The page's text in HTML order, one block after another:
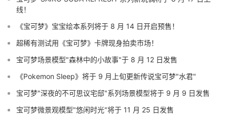
线！
《宝可梦》宝宝绘本系列将于 8 月 14 日开启预售！
超稀有测试用《宝可梦》卡牌现身拍卖市场！
宝可梦场景模型"森林中的小故事"于 8 月 12 日发售
《Pokemon Sleep》将于 9 月上旬更新传说宝可梦"水君"
宝可梦"深夜的不可思议宅邸"系列场景模型将于 9 月 9 日发售
宝可梦微景观模型"悠闲时光"将于 11 月 25 日发售